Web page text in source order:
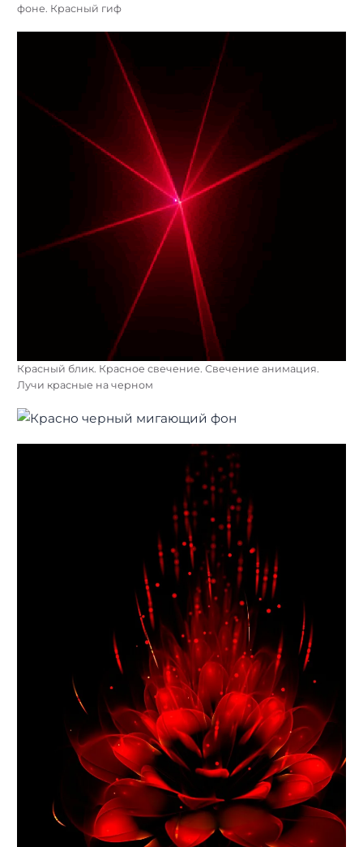
фоне. Красный гиф
Красный блик. Красное свечение. Свечение анимация.
Лучи красные на черном